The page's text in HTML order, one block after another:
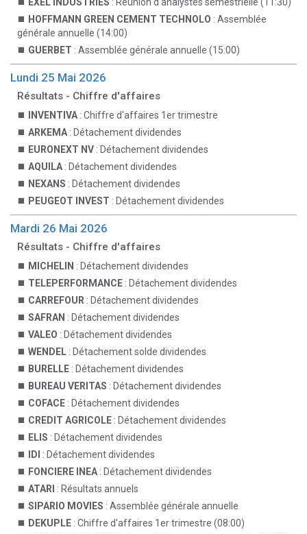
HOFFMANN GREEN CEMENT TECHNOLO : Assemblée
générale annuelle (14:00)
GUERBET : Assemblée générale annuelle (15:00)
Lundi 25 Mai 2026
Résultats - Chiffre d'affaires
INVENTIVA : Chiffre d'affaires 1er trimestre
ARKEMA : Détachement dividendes
EURONEXT NV : Détachement dividendes
AQUILA : Détachement dividendes
NEXANS : Détachement dividendes
PEUGEOT INVEST : Détachement dividendes
Mardi 26 Mai 2026
Résultats - Chiffre d'affaires
MICHELIN : Détachement dividendes
TELEPERFORMANCE : Détachement dividendes
CARREFOUR : Détachement dividendes
SAFRAN : Détachement dividendes
VALEO : Détachement dividendes
WENDEL : Détachement solde dividendes
BURELLE : Détachement dividendes
BUREAU VERITAS : Détachement dividendes
COFACE : Détachement dividendes
CREDIT AGRICOLE : Détachement dividendes
ELIS : Détachement dividendes
IDI : Détachement dividendes
FONCIERE INEA : Détachement dividendes
ATARI : Résultats annuels
SIPARIO MOVIES : Assemblée générale annuelle
DEKUPLE : Chiffre d'affaires 1er trimestre (08:00)